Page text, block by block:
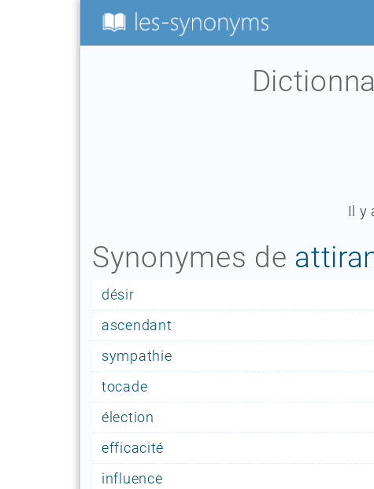
Il y
Synonymes de
désir
ascendant
sympathie
tocade
élection
efficacité
influence